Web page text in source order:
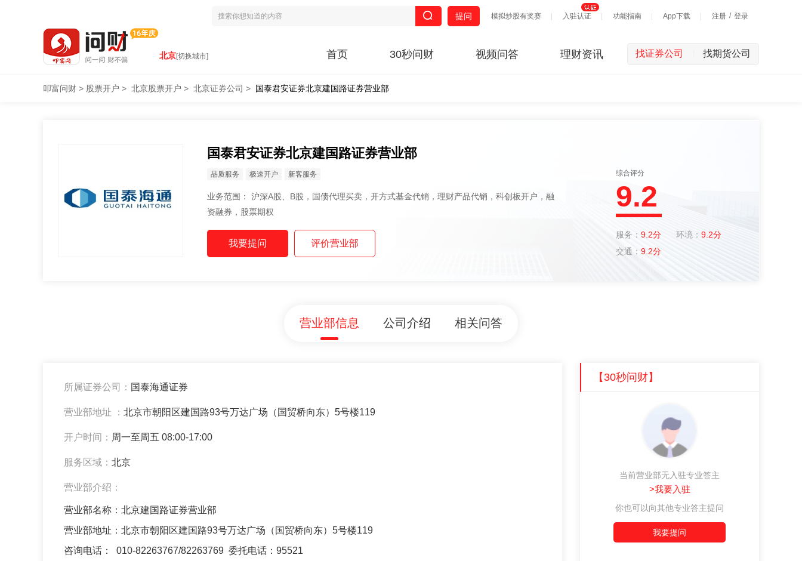
模拟炒股有奖赛 入驻认证 功能指南 App下载 注册 / 登录
提问
北京[切换城市] 首页 30秒问财 视频问答 理财资讯 找证券公司 找期货公司
叩富问财 > 股票开户 > 北京股票开户 > 北京证券公司 > 国泰君安证券北京建国路证券营业部
国泰君安证券北京建国路证券营业部
品质服务 极速开户 新客服务
业务范围： 沪深A股、B股，国债代理买卖，开方式基金代销，理财产品代销，科创板开户，融
资融券，股票期权
综合评分
9.2
服务： 9.2分 环境： 9.2分
交通： 9.2分
营业部信息 公司介绍 相关问答
所属证券公司： 国泰海通证券
营业部地址 ： 北京市朝阳区建国路93号万达广场（国贸桥向东）5号楼119
开户时间： 周一至周五 08:00-17:00
服务区域： 北京
营业部介绍：
营业部名称：北京建国路证券营业部
营业部地址：北京市朝阳区建国路93号万达广场（国贸桥向东）5号楼119
咨询电话： 010-82263767/82263769 委托电话：95521
【30秒问财】
当前营业部无入驻专业答主
>我要入驻
你也可以向其他专业答主提问
我要提问